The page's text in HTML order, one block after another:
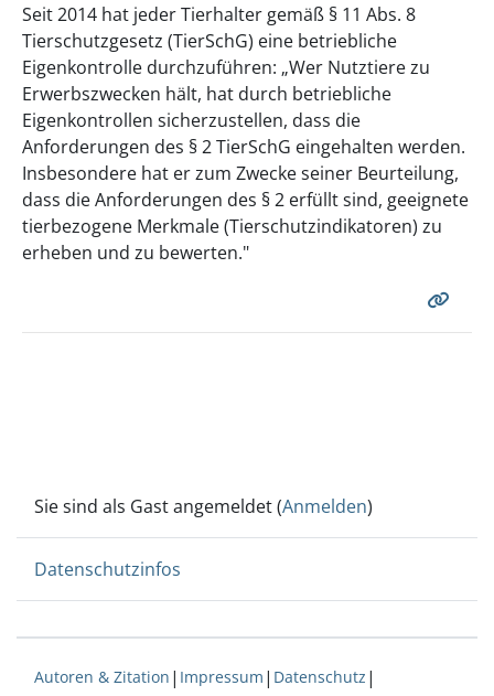
Seit 2014 hat jeder Tierhalter gemäß § 11 Abs. 8
Tierschutzgesetz (TierSchG) eine betriebliche
Eigenkontrolle durchzuführen: „Wer Nutztiere zu
Erwerbszwecken hält, hat durch betriebliche
Eigenkontrollen sicherzustellen, dass die
Anforderungen des § 2 TierSchG eingehalten werden.
Insbesondere hat er zum Zwecke seiner Beurteilung,
dass die Anforderungen des § 2 erfüllt sind, geeignete
tierbezogene Merkmale (Tierschutzindikatoren) zu
erheben und zu bewerten."
Sie sind als Gast angemeldet (Anmelden)
Datenschutzinfos
Autoren & Zitation | Impressum | Datenschutz |